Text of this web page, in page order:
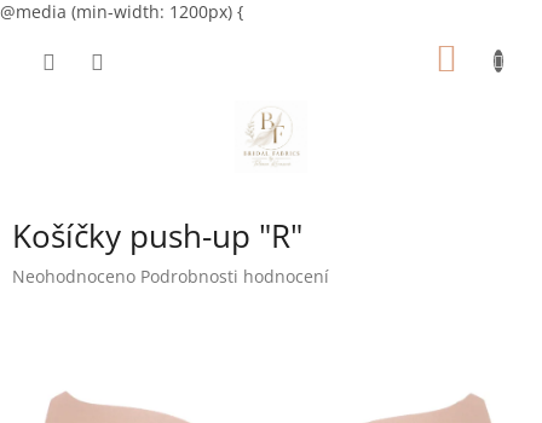
@media (min-width: 1200px) {
Košíčky push-up "R"
Průměrné
Neohodnoceno Podrobnosti hodnocení